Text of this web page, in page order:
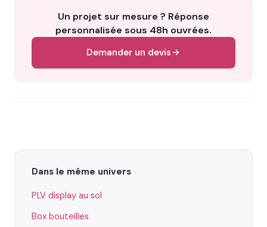
Un projet sur mesure ? Réponse
personnalisée sous 48h ouvrées.
Demander un devis
Dans le même univers
PLV display au sol
Box bouteilles